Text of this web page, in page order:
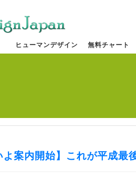
ヒューマンデザイン 無料チャート
よ案内開始】これが平成最